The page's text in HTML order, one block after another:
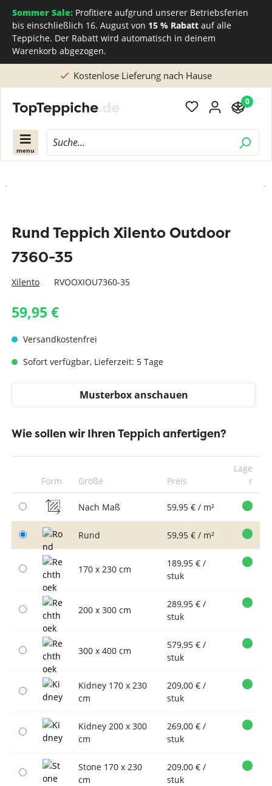
Sommer Sale: Profitiere aufgrund unserer Betriebsferien
bis einschließlich 16. August von 15 % Rabatt auf alle
Teppiche. Der Rabatt wird automatisch in deinem
Warenkorb abgezogen.
Kostenlose Lieferung nach Hause
menu
0
Rund Teppich Xilento Outdoor
7360-35
Xilento RVOOXIOU7360-35
59,95 €
Versandkostenfrei
Sofort verfügbar, Lieferzeit: 5 Tage
Musterbox anschauen
Wie sollen wir Ihren Teppich anfertigen?
Form Größe Preis
Lage
r
Nach Maß 59,95 € / m²
Rund 59,95 € / m²
170 x 230 cm
189,95 € /
stuk
200 x 300 cm
289,95 € /
stuk
300 x 400 cm
579,95 € /
stuk
Kidney 170 x 230
cm
209,00 € /
stuk
Kidney 200 x 300
cm
269,00 € /
stuk
Stone 170 x 230
cm
209,00 € /
stuk